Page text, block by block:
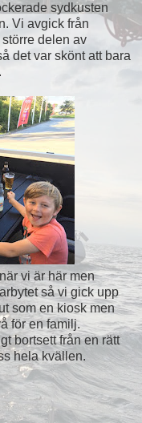
sydkusten
Vi avgick från
delen av
det var skönt att bara
vi är här men
så vi gick upp
som en kiosk men
för en familj.
bortsett från en rätt
hela kvällen.